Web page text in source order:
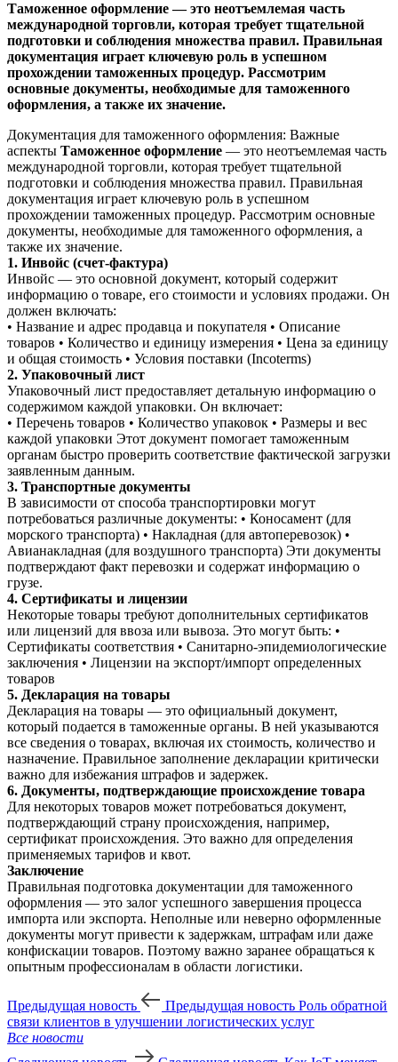
Таможенное оформление — это неотъемлемая часть
международной торговли, которая требует тщательной
подготовки и соблюдения множества правил. Правильная
документация играет ключевую роль в успешном
прохождении таможенных процедур. Рассмотрим
основные документы, необходимые для таможенного
оформления, а также их значение.
Документация для таможенного оформления: Важные
аспекты Таможенное оформление — это неотъемлемая часть
международной торговли, которая требует тщательной
подготовки и соблюдения множества правил. Правильная
документация играет ключевую роль в успешном
прохождении таможенных процедур. Рассмотрим основные
документы, необходимые для таможенного оформления, а
также их значение.
1. Инвойс (счет-фактура)
Инвойс — это основной документ, который содержит
информацию о товаре, его стоимости и условиях продажи. Он
должен включать:
• Название и адрес продавца и покупателя • Описание
товаров • Количество и единицу измерения • Цена за единицу
и общая стоимость • Условия поставки (Incoterms)
2. Упаковочный лист
Упаковочный лист предоставляет детальную информацию о
содержимом каждой упаковки. Он включает:
• Перечень товаров • Количество упаковок • Размеры и вес
каждой упаковки Этот документ помогает таможенным
органам быстро проверить соответствие фактической загрузки
заявленным данным.
3. Транспортные документы
В зависимости от способа транспортировки могут
потребоваться различные документы: • Коносамент (для
морского транспорта) • Накладная (для автоперевозок) •
Авианакладная (для воздушного транспорта) Эти документы
подтверждают факт перевозки и содержат информацию о
грузе.
4. Сертификаты и лицензии
Некоторые товары требуют дополнительных сертификатов
или лицензий для ввоза или вывоза. Это могут быть: •
Сертификаты соответствия • Санитарно-эпидемиологические
заключения • Лицензии на экспорт/импорт определенных
товаров
5. Декларация на товары
Декларация на товары — это официальный документ,
который подается в таможенные органы. В ней указываются
все сведения о товарах, включая их стоимость, количество и
назначение. Правильное заполнение декларации критически
важно для избежания штрафов и задержек.
6. Документы, подтверждающие происхождение товара
Для некоторых товаров может потребоваться документ,
подтверждающий страну происхождения, например,
сертификат происхождения. Это важно для определения
применяемых тарифов и квот.
Заключение
Правильная подготовка документации для таможенного
оформления — это залог успешного завершения процесса
импорта или экспорта. Неполные или неверно оформленные
документы могут привести к задержкам, штрафам или даже
конфискации товаров. Поэтому важно заранее обращаться к
опытным профессионалам в области логистики.
Предыдущая новость Предыдущая новость Роль обратной
связи клиентов в улучшении логистических услуг
Все новости